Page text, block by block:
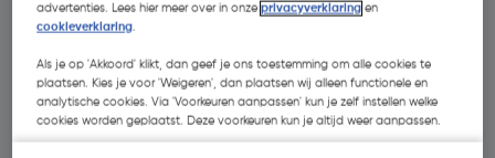
advertenties. Lees hier meer over in onzeprivacyverklaring en
cookieverklaring.
Als je op 'Akkoord' klikt, dan geef je ons toestemming om alle cookies te
plaatsen. Kies je voor 'Weigeren', dan plaatsen wij alleen functionele en
analytische cookies. Via 'Voorkeuren aanpassen' kun je zelf instellen welke
cookies worden geplaatst. Deze voorkeuren kun je altijd weer aanpassen.